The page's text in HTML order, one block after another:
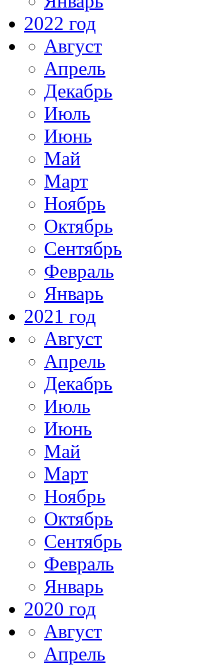
2022 год
Август
Апрель
Декабрь
Июль
Июнь
Май
Март
Ноябрь
Октябрь
Сентябрь
Февраль
Январь
2021 год
Август
Апрель
Декабрь
Июль
Июнь
Май
Март
Ноябрь
Октябрь
Сентябрь
Февраль
Январь
2020 год
Август
Апрель